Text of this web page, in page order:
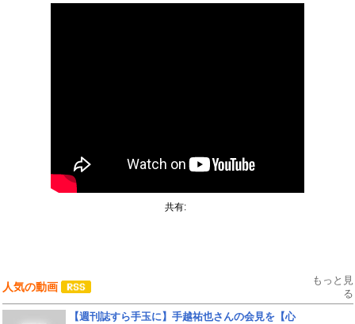
共有:
人気の動画
もっと見
る
【週刊誌すら手玉に】手越祐也さんの会見を【心